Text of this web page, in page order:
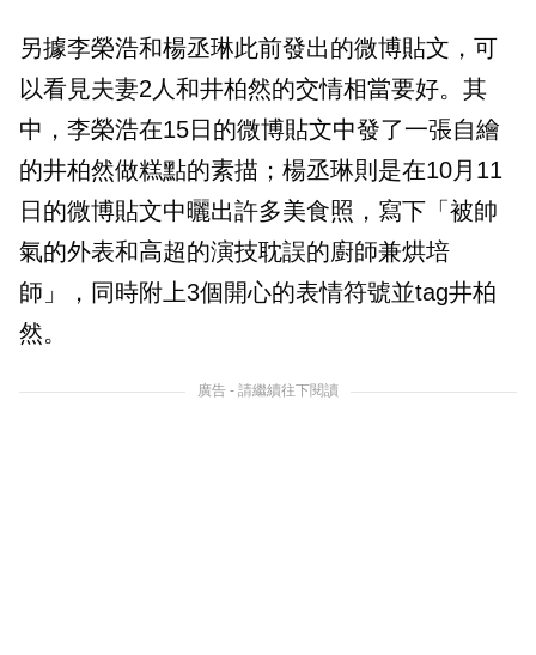
另據李榮浩和楊丞琳此前發出的微博貼文，可
以看見夫妻2人和井柏然的交情相當要好。其
中，李榮浩在15日的微博貼文中發了一張自繪
的井柏然做糕點的素描；楊丞琳則是在10月11
日的微博貼文中曬出許多美食照，寫下「被帥
氣的外表和高超的演技耽誤的廚師兼烘培
師」，同時附上3個開心的表情符號並tag井柏
然。
廣告 - 請繼續往下閱讀